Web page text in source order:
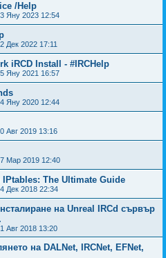
/Help
Яну 2023 12:54
Дек 2022 17:11
iRCD Install - #IRCHelp
Яну 2021 16:57
Яну 2020 12:44
Авг 2019 13:16
Мар 2019 12:40
The Ultimate Guide
Дек 2018 22:34
на Unreal IRCd сървър
Авг 2018 13:20
на DALNet, IRCNet, EFNet,